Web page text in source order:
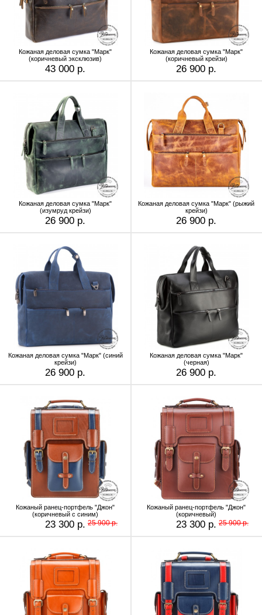
Кожаная деловая сумка "Марк"
(коричневый эксклюзив)
43 000 р.
Кожаная деловая сумка "Марк"
(коричневый крейзи)
26 900 р.
Кожаная деловая сумка "Марк"
(изумруд крейзи)
26 900 р.
Кожаная деловая сумка "Марк" (рыжий
крейзи)
26 900 р.
Кожаная деловая сумка "Марк" (синий
крейзи)
26 900 р.
Кожаная деловая сумка "Марк"
(черная)
26 900 р.
Кожаный ранец-портфель "Джон"
(коричневый с синим)
23 300 р. 25 900 р.
Кожаный ранец-портфель "Джон"
(коричневый)
23 300 р. 25 900 р.